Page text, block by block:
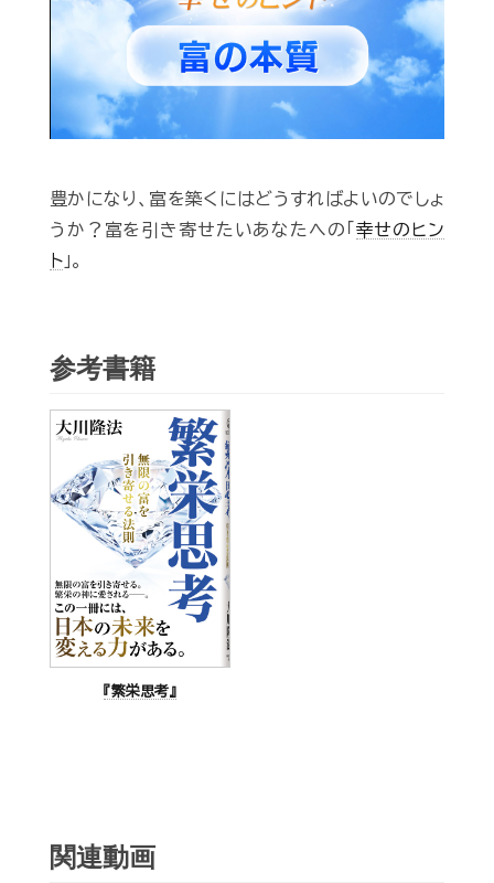
Video
豊かになり、富を築くにはどうすればよいのでしょ
うか？富を引き寄せたいあなたへの「 幸せのヒン
ト 」。
参考書籍
『繁栄思考』
関連動画